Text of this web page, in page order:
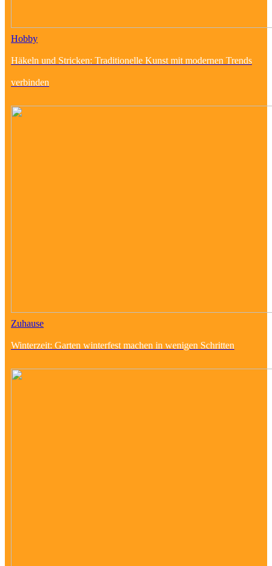
Hobby
Häkeln und Stricken: Traditionelle Kunst mit modernen Trends
verbinden
Zuhause
Winterzeit: Garten winterfest machen in wenigen Schritten